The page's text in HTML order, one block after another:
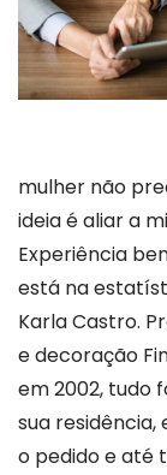
mulher não
ideia é aliar a
Experiência
está na
Karla Castro.
e decoração
em 2002, tudo
sua residência,
o pedido e até